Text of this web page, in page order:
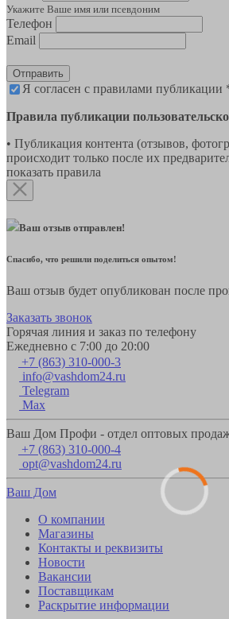
Укажите Ваше имя или псевдоним
Телефон
Email
Отправить
Я согласен с правилами публикации
Правила публикации
• Публикация контента (отзывов,
происходит только после их
показать правила
Ваш отзыв отправлен!
Спасибо, что решили поделиться опытом!
Ваш отзыв будет опубликован после
Заказать звонок
Горячая линия и заказ по телефону
Ежедневно с 7:00 до 20:00
+7 (863) 310-000-3
info@vashdom24.ru
Telegram
Max
Ваш Дом Профи - отдел оптовых
+7 (863) 310-000-4
opt@vashdom24.ru
Ваш Дом
О компании
Магазины
Контакты и реквизиты
Новости
Вакансии
Поставщикам
Раскрытие информации